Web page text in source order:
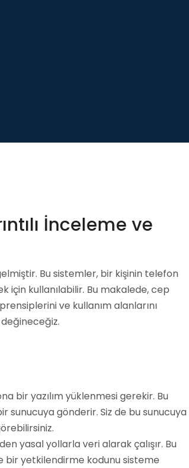
İnceleme ve
Bu sistemler, bir kişinin telefon
için kullanılabilir. Bu makalede, cep
ve kullanım alanlarını
bir yazılım yüklenmesi gerekir. Bu
sunucuya gönderir. Siz de bu sunucuya
yasal yollarla veri alarak çalışır. Bu
bir yetkilendirme kodunu sisteme